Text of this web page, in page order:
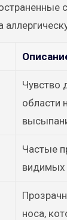
Чувство
области
Частые
видимых
носа,